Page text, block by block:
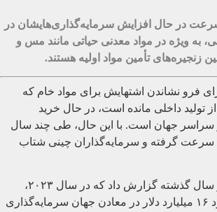
در حال افزایش سرمایه‌گذاری‌هایشان در
به ویژه در مواد معدنی حیاتی مانند مس و
زنجیره‌های تأمین مواد اولیه هستند.
فرو نشاندن اشتهایش برای مواد خام که
تولید داخلی مانده است، در حال خرید
سراسر جهان است. با این حال، طی چند سال
سرعت گرفته و سرمایه‌گذاران چینی شتاب
اکونومیست در نوامبر سال گذشته گزارش داد که در سال ۲۰۲۳،
شرکت‌های چینی حدود ۱۶ میلیارد دلار در معادن جهان سرمایه‌گذاری